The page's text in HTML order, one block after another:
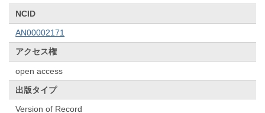
NCID
AN00002171
アクセス権
open access
出版タイプ
Version of Record